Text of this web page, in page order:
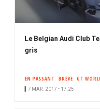
Le Belgian Audi Club
gris
EN PASSANT BRÈVE GT
7 MAR. 2017 • 17:25